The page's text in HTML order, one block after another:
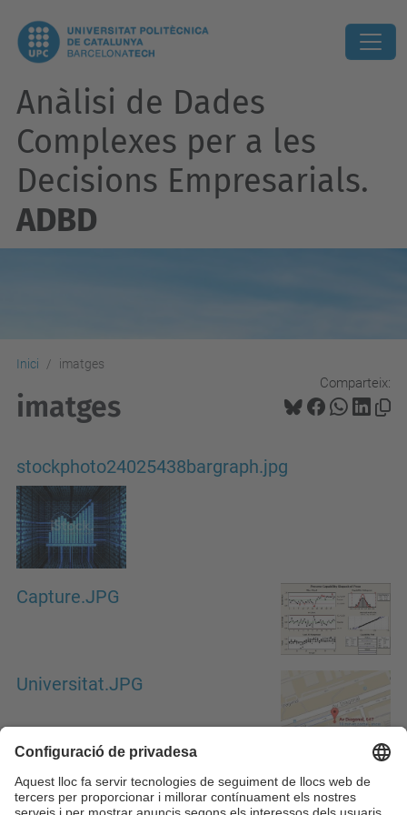
Anàlisi de Dades
Complexes per a les
Decisions Empresarials.
ADBD
Inici imatges
Comparteix:
imatges
stockphoto24025438bargraph.jpg
Capture.JPG
Universitat.JPG
< 20 elements anteriors 1 2 3